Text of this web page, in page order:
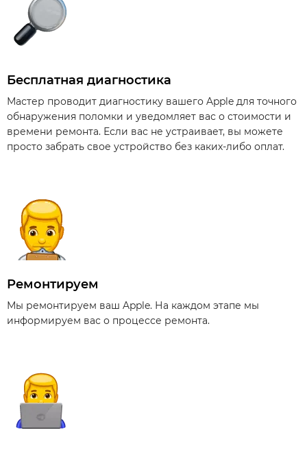
Бесплатная диагностика
Мастер проводит диагностику вашего Apple для точного
обнаружения поломки и уведомляет вас о стоимости и
времени ремонта. Если вас не устраивает, вы можете
просто забрать свое устройство без каких-либо оплат.
Ремонтируем
Мы ремонтируем ваш Apple. На каждом этапе мы
информируем вас о процессе ремонта.